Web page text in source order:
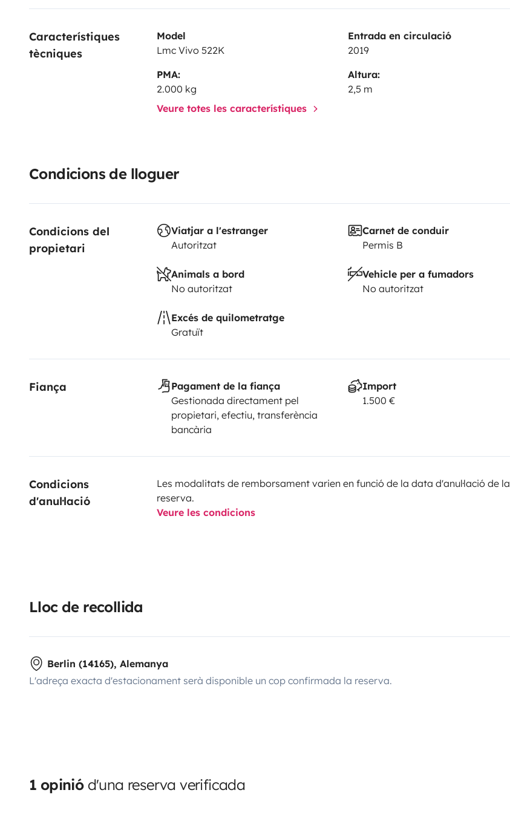
Característiques
tècniques
Model
Lmc Vivo 522K
Entrada en circulació
2019
PMA:
2.000 kg
Altura:
2,5 m
Veure totes les característiques
Condicions de lloguer
Condicions del
propietari
Viatjar a l'estranger
Autoritzat
Carnet de conduir
Permis B
Animals a bord
No autoritzat
Vehicle per a fumadors
No autoritzat
Excés de quilometratge
Gratuït
Fiança
Pagament de la fiança
Gestionada directament pel
propietari, efectiu, transferència
bancària
Import
1.500 €
Condicions
d'anul·lació
Les modalitats de remborsament varien en funció de la data d'anul·lació de la
reserva.
Veure les condicions
Lloc de recollida
Berlin (14165), Alemanya
L'adreça exacta d'estacionament serà disponible un cop confirmada la reserva.
1 opiniód'una reserva verificada